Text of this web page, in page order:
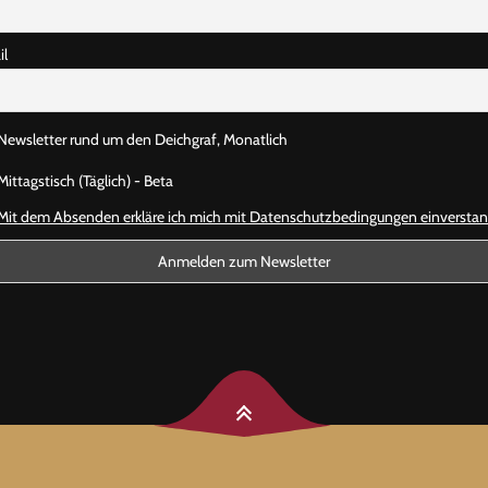
rund um den Deichgraf, Monatlich
(Täglich) - Beta
dem Absenden erkläre ich mich mit Datenschutzbedingungen